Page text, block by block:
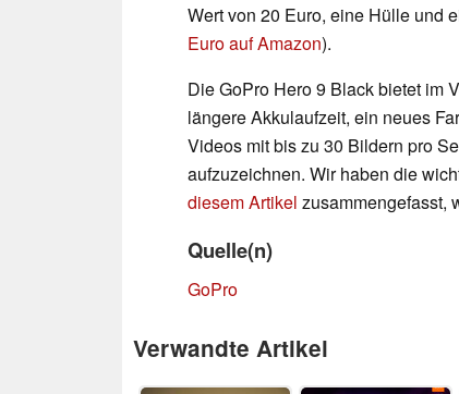
Wert von 20 Euro, eine Hülle und
Euro auf Amazon).
Die GoPro Hero 9 Black bietet im
längere Akkulaufzeit, ein neues
Videos mit bis zu 30 Bildern pro
aufzuzeichnen. Wir haben die
diesem Artikel zusammengefasst,
Quelle(n)
GoPro
Verwandte Artikel